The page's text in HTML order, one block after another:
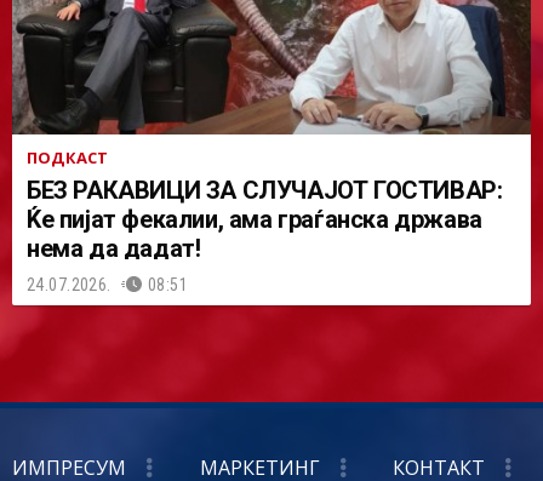
ПОДКАСТ
БЕЗ РАКАВИЦИ ЗА СЛУЧАЈОТ ГОСТИВАР:
Ќе пијат фекалии, ама граѓанска држава
нема да дадат!
24.07.2026. 08:51
ИМПРЕСУМ МАРКЕТИНГ КОНТАКТ